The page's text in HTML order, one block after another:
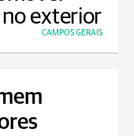
exterior
CAMPOS GERAIS